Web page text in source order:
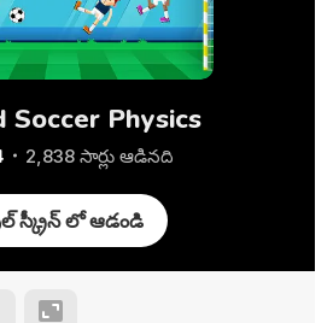
Physics
2,838 సార్లు ఆడినది
స్క్రీన్ లో ఆడండి